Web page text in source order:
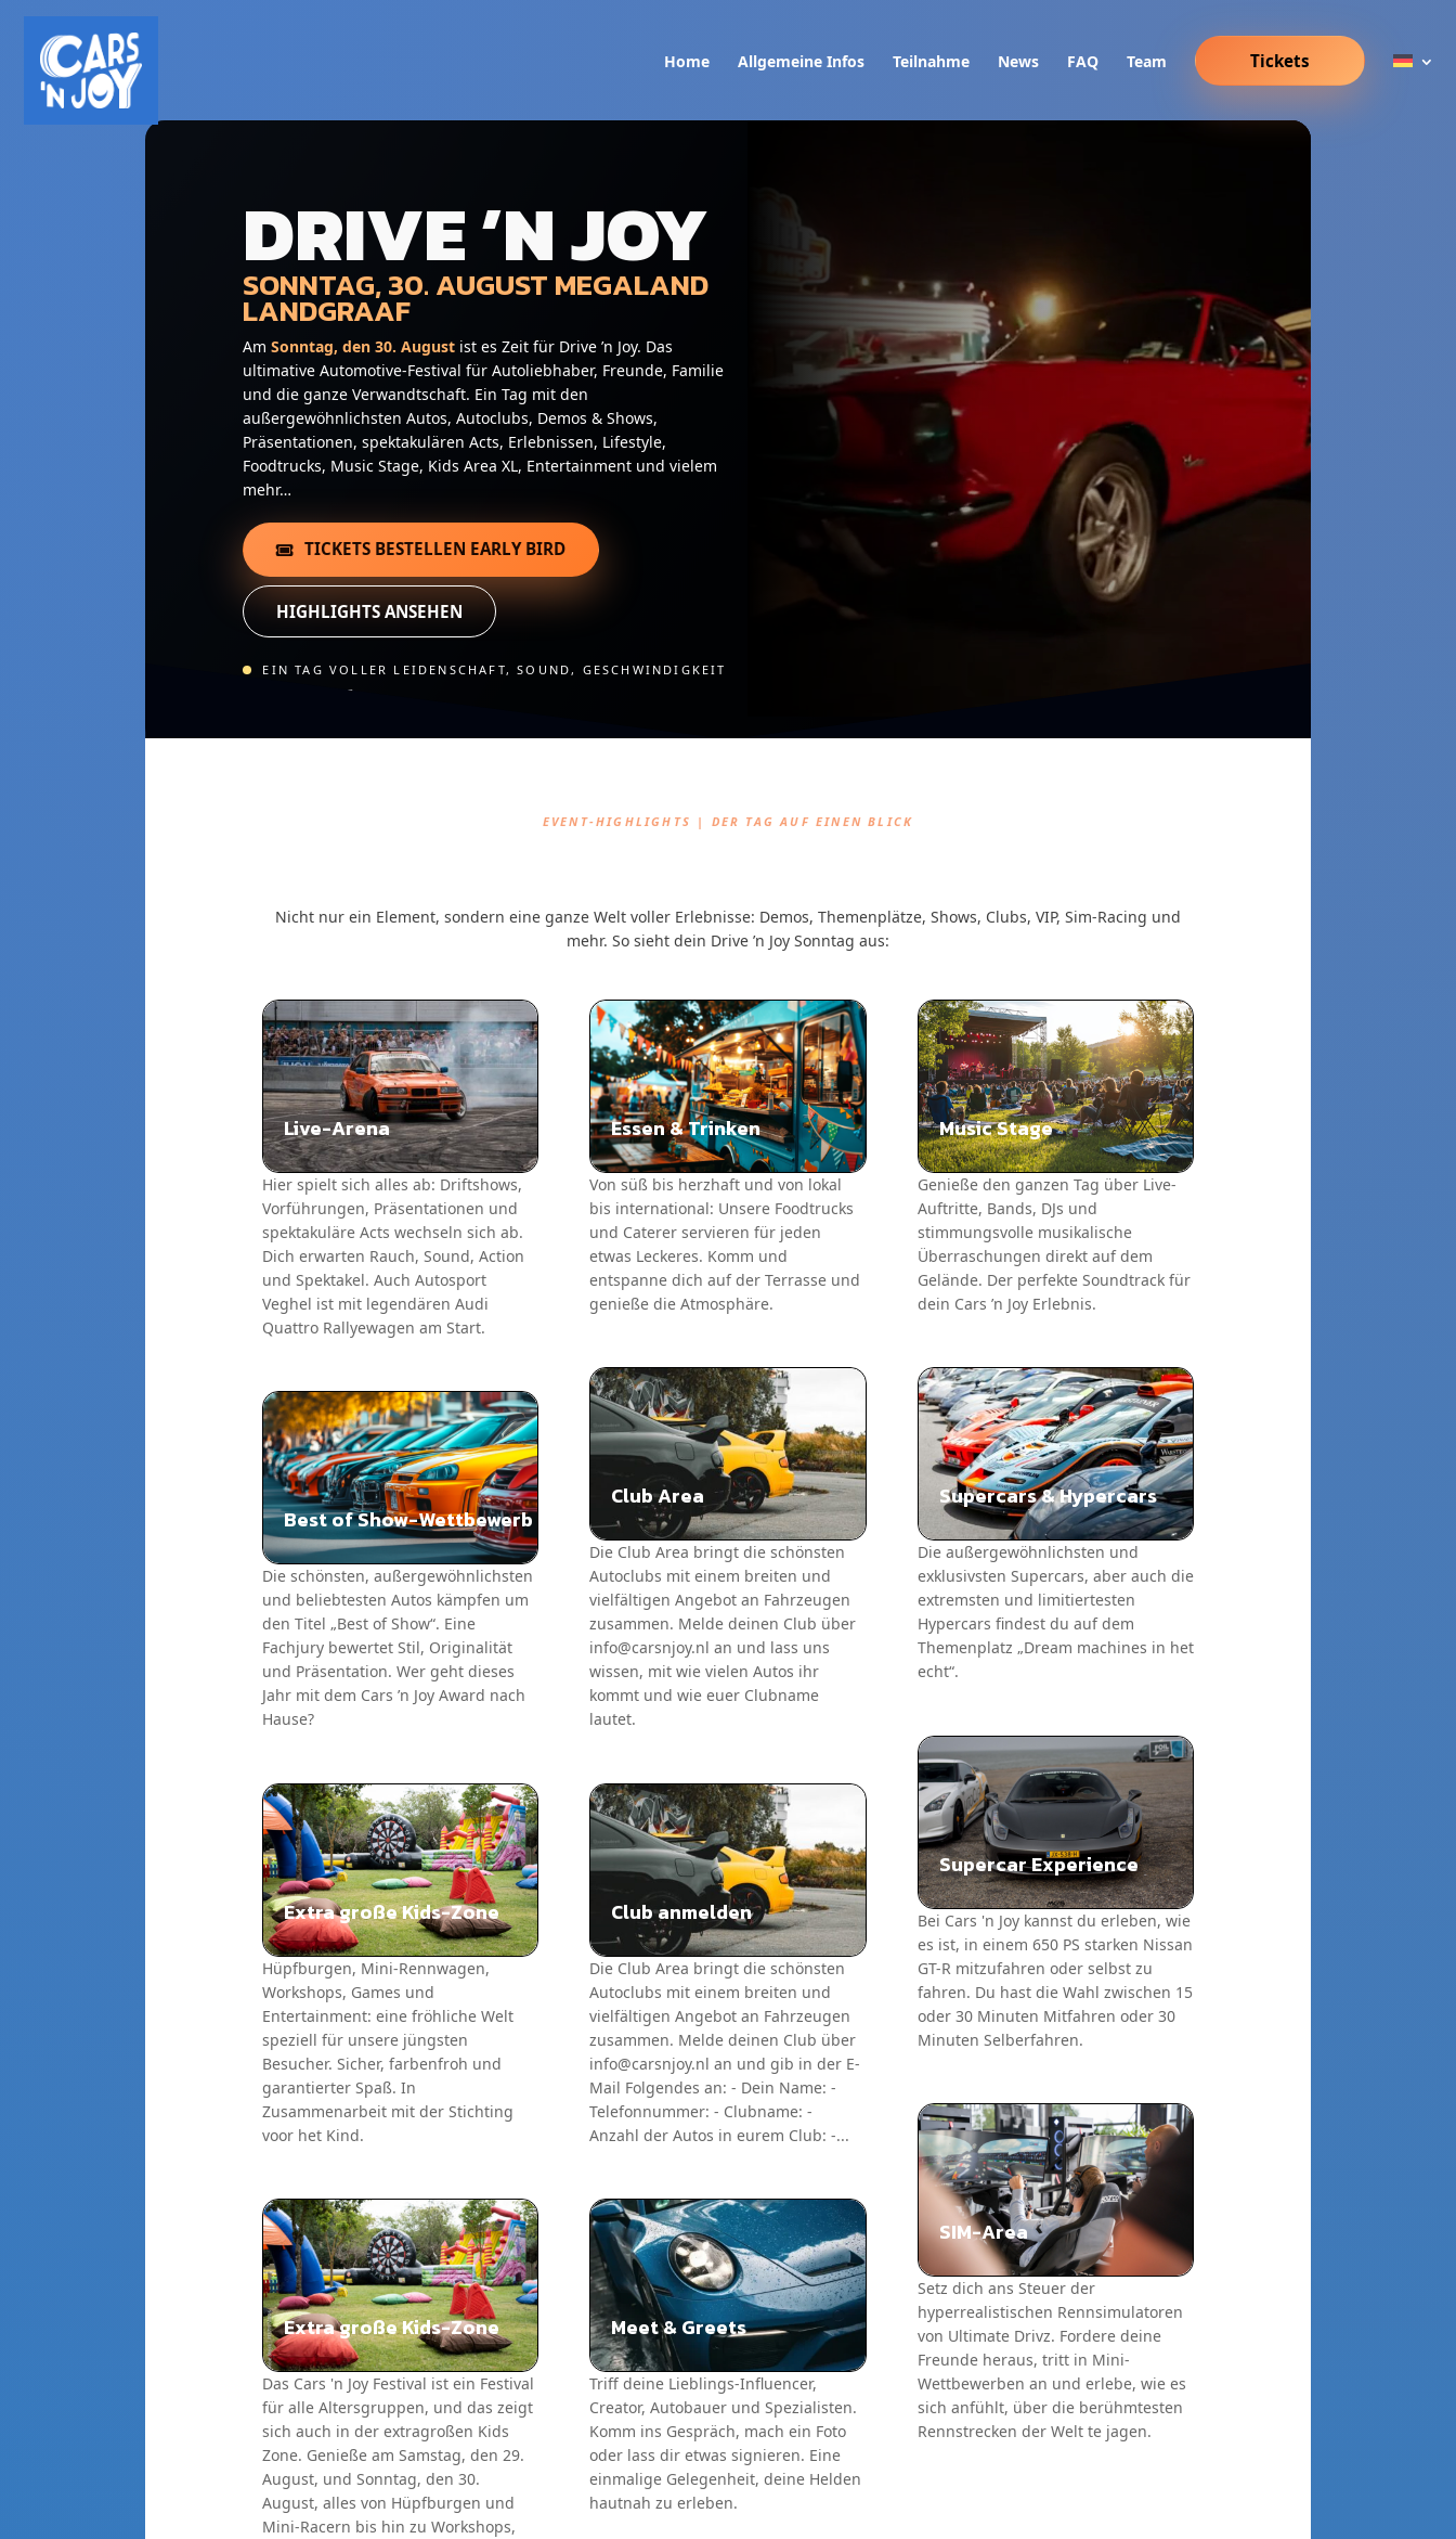
Home Allgemeine Infos Teilnahme News FAQ Team Tickets
DRIVE ’N JOY
SONNTAG, 30. AUGUST MEGALAND
LANDGRAAF
AmSonntag, den 30. August ist es Zeit für Drive ’n Joy. Das
ultimative Automotive-Festival für Autoliebhaber, Freunde, Familie
und die ganze Verwandtschaft. Ein Tag mit den
außergewöhnlichsten Autos, Autoclubs, Demos & Shows,
Präsentationen, spektakulären Acts, Erlebnissen, Lifestyle,
Foodtrucks, Music Stage, Kids Area XL, Entertainment und vielem
mehr…
TICKETS BESTELLEN EARLY BIRD
HIGHLIGHTS ANSEHEN
EIN TAG VOLLER LEIDENSCHAFT, SOUND, GESCHWINDIGKEIT
UND ERLEBNIS.
EVENT-HIGHLIGHTS | DER TAG AUF EINEN BLICK
Nicht nur ein Element, sondern eine ganze Welt voller Erlebnisse: Demos, Themenplätze, Shows, Clubs, VIP, Sim-Racing und
mehr. So sieht dein Drive ’n Joy Sonntag aus:
Live-Arena
Hier spielt sich alles ab: Driftshows,
Vorführungen, Präsentationen und
spektakuläre Acts wechseln sich ab.
Dich erwarten Rauch, Sound, Action
und Spektakel. Auch Autosport
Veghel ist mit legendären Audi
Quattro Rallyewagen am Start.
Best of Show-Wettbewerb
Die schönsten, außergewöhnlichsten
und beliebtesten Autos kämpfen um
den Titel „Best of Show“. Eine
Fachjury bewertet Stil, Originalität
und Präsentation. Wer geht dieses
Jahr mit dem Cars ’n Joy Award nach
Hause?
Extra große Kids-Zone
Hüpfburgen, Mini-Rennwagen,
Workshops, Games und
Entertainment: eine fröhliche Welt
speziell für unsere jüngsten
Besucher. Sicher, farbenfroh und
garantierter Spaß. In
Zusammenarbeit mit der Stichting
voor het Kind.
Extra große Kids-Zone
Das Cars 'n Joy Festival ist ein Festival
für alle Altersgruppen, und das zeigt
sich auch in der extragroßen Kids
Zone. Genieße am Samstag, den 29.
August, und Sonntag, den 30.
August, alles von Hüpfburgen und
Mini-Racern bis hin zu Workshops,
Essen & Trinken
Von süß bis herzhaft und von lokal
bis international: Unsere Foodtrucks
und Caterer servieren für jeden
etwas Leckeres. Komm und
entspanne dich auf der Terrasse und
genieße die Atmosphäre.
Club Area
Die Club Area bringt die schönsten
Autoclubs mit einem breiten und
vielfältigen Angebot an Fahrzeugen
zusammen. Melde deinen Club über
info@carsnjoy.nl an und lass uns
wissen, mit wie vielen Autos ihr
kommt und wie euer Clubname
lautet.
Club anmelden
Die Club Area bringt die schönsten
Autoclubs mit einem breiten und
vielfältigen Angebot an Fahrzeugen
zusammen. Melde deinen Club über
info@carsnjoy.nl an und gib in der E-
Mail Folgendes an: - Dein Name: -
Telefonnummer: - Clubname: -
Anzahl der Autos in eurem Club: -...
Meet & Greets
Triff deine Lieblings-Influencer,
Creator, Autobauer und Spezialisten.
Komm ins Gespräch, mach ein Foto
oder lass dir etwas signieren. Eine
einmalige Gelegenheit, deine Helden
hautnah zu erleben.
Music Stage
Genieße den ganzen Tag über Live-
Auftritte, Bands, DJs und
stimmungsvolle musikalische
Überraschungen direkt auf dem
Gelände. Der perfekte Soundtrack für
dein Cars ’n Joy Erlebnis.
Supercars & Hypercars
Die außergewöhnlichsten und
exklusivsten Supercars, aber auch die
extremsten und limitiertesten
Hypercars findest du auf dem
Themenplatz „Dream machines in het
echt“.
Supercar Experience
Bei Cars 'n Joy kannst du erleben, wie
es ist, in einem 650 PS starken Nissan
GT-R mitzufahren oder selbst zu
fahren. Du hast die Wahl zwischen 15
oder 30 Minuten Mitfahren oder 30
Minuten Selberfahren.
SIM-Area
Setz dich ans Steuer der
hyperrealistischen Rennsimulatoren
von Ultimate Drivz. Fordere deine
Freunde heraus, tritt in Mini-
Wettbewerben an und erlebe, wie es
sich anfühlt, über die berühmtesten
Rennstrecken der Welt te jagen.